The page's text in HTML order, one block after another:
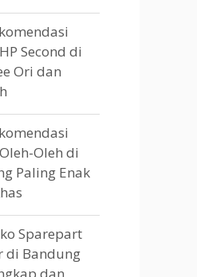
Second di
Ori dan
Oleh di
Paling Enak
Sparepart
di Bandung